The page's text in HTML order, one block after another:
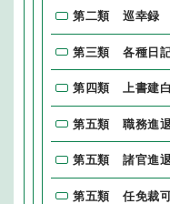
第二類 巡幸録
第三類 各種日
第四類 上書建
第五類 職務進退
第五類 諸官進
第五類 任免裁